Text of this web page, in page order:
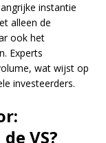
instantie
alleen de
ook het
Experts
wat wijst op
investeerders.
VS?